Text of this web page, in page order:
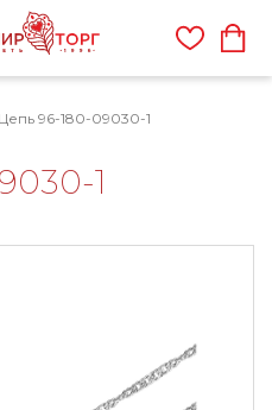
Цепь 96-180-09030-1
1